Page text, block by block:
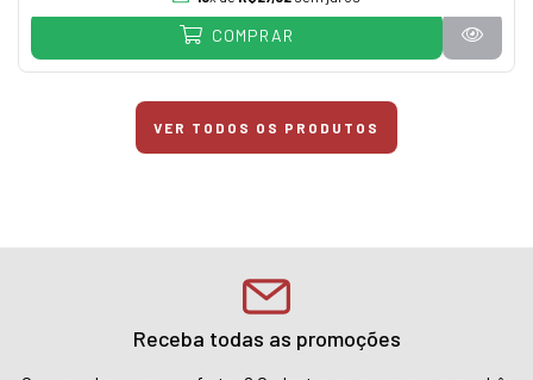
COMPRAR
VER TODOS OS PRODUTOS
Receba todas as promoções